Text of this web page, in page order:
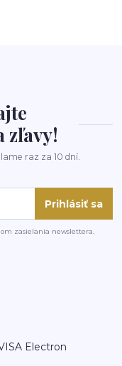
zľavy!
raz za 10 dní.
Prihlásiť sa
zasielania newslettera.